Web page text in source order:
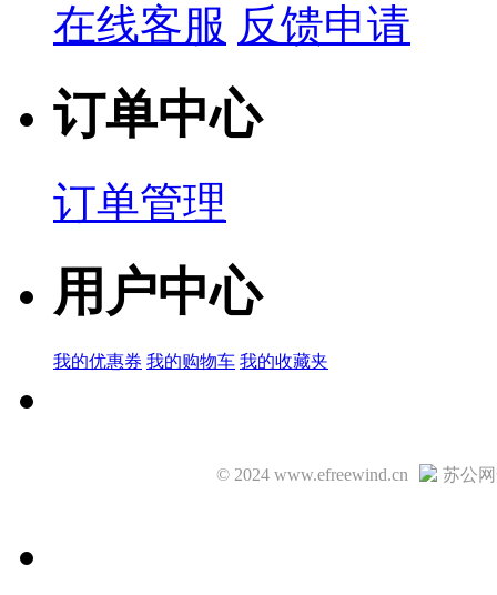
在线客服 反馈申请
订单中心
订单管理
用户中心
我的优惠券 我的购物车 我的收藏夹
© 2024 www.efreewind.cn 苏公网